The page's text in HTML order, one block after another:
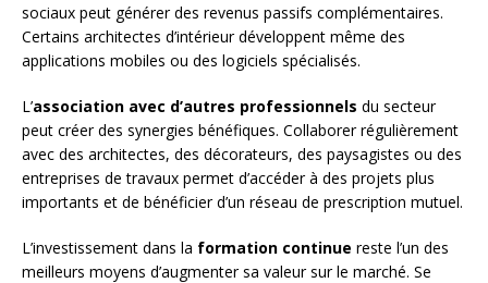
sociaux peut générer des revenus passifs complémentaires.
Certains architectes d’intérieur développent même des
applications mobiles ou des logiciels spécialisés.
L’association avec d’autres professionnels du secteur
peut créer des synergies bénéfiques. Collaborer régulièrement
avec des architectes, des décorateurs, des paysagistes ou des
entreprises de travaux permet d’accéder à des projets plus
importants et de bénéficier d’un réseau de prescription mutuel.
L’investissement dans la formation continue reste l’un des
meilleurs moyens d’augmenter sa valeur sur le marché. Se